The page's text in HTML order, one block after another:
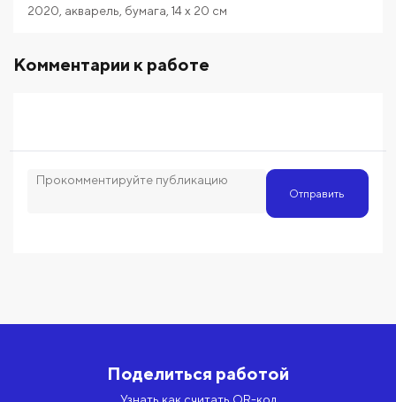
2020 акварель бумага 14x 20 см
Комментарии к работе
Отправить
Поделиться работой